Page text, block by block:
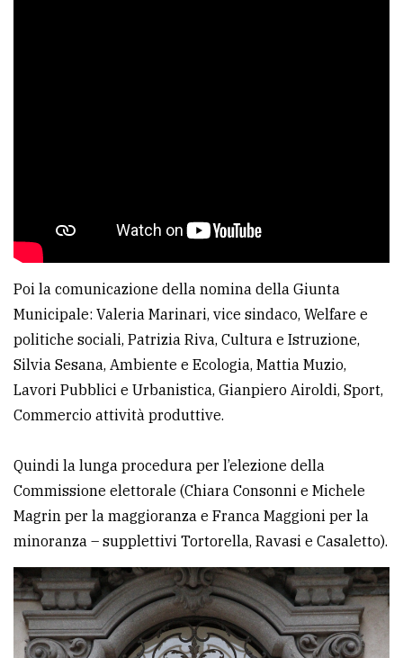
Poi la comunicazione della nomina della Giunta
Municipale: Valeria Marinari, vice sindaco, Welfare e
politiche sociali, Patrizia Riva, Cultura e Istruzione,
Silvia Sesana, Ambiente e Ecologia, Mattia Muzio,
Lavori Pubblici e Urbanistica, Gianpiero Airoldi, Sport,
Commercio attività produttive.
Quindi la lunga procedura per l’elezione della
Commissione elettorale (Chiara Consonni e Michele
Magrin per la maggioranza e Franca Maggioni per la
minoranza – supplettivi Tortorella, Ravasi e Casaletto).